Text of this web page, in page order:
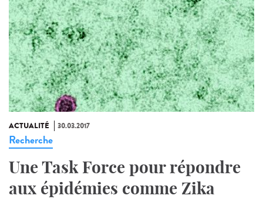
ACTUALITÉ 30.03.2017
Recherche
Une Task Force pour répondre
aux épidémies comme Zika